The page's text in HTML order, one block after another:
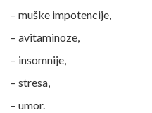
– muške impotencije,
– avitaminoze,
– insomnije,
– stresa,
– umor.